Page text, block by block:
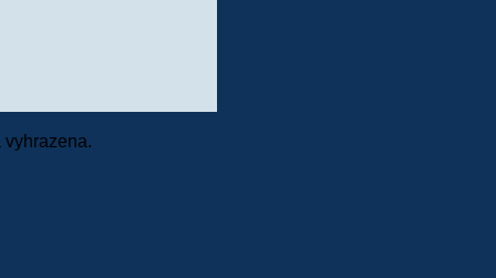
vyhrazena.